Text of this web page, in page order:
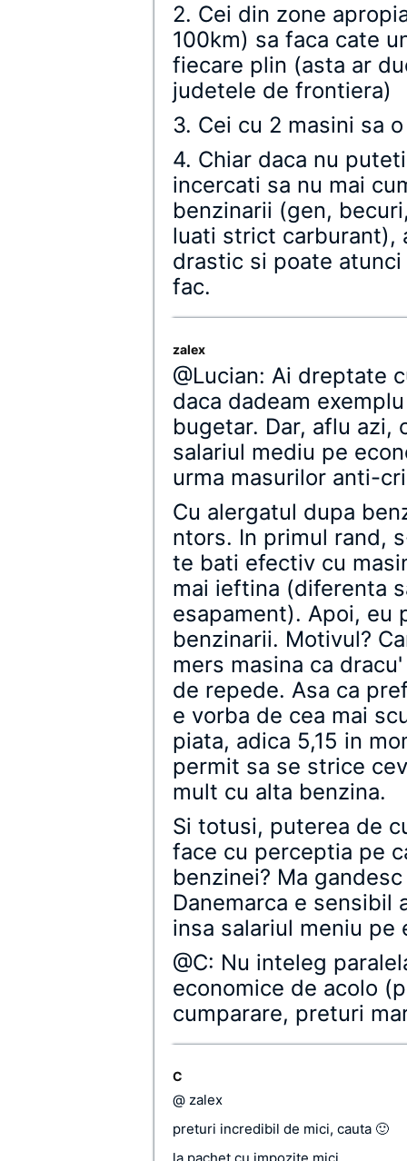
2. Cei din zone
100km) sa faca cate
fiecare plin (asta ar
judetele de frontiera)
3. Cei cu 2 masini sa
4. Chiar daca nu
incercati sa nu mai
benzinarii (gen,
luati strict carburant),
drastic si poate
fac.
zalex
@Lucian: Ai dreptate
daca dadeam
bugetar. Dar, aflu azi,
salariul mediu pe
urma masurilor anti-
Cu alergatul dupa
ntors. In primul rand,
te bati efectiv cu
mai ieftina (diferenta
esapament). Apoi, eu
benzinarii. Motivul?
mers masina ca
de repede. Asa ca
e vorba de cea mai
piata, adica 5,15 in
permit sa se strice
mult cu alta benzina.
Si totusi, puterea de
face cu perceptia pe
benzinei? Ma
Danemarca e sensibil
insa salariul meniu
@C: Nu inteleg
economice de acolo
cumparare, preturi
C
@ zalex
preturi incredibil de mici, cauta 🙂